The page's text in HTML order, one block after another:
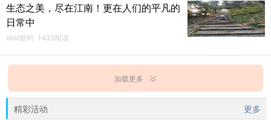
生态之美，尽在江南！更在人们的平凡的
日常中
xksr皓钧 1433阅读
加载更多
精彩活动 更多